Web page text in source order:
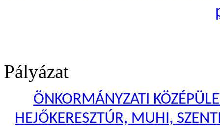
Pályázat
ÖNKORMÁNYZATI
HEJŐKERESZTÚR, MUHI,